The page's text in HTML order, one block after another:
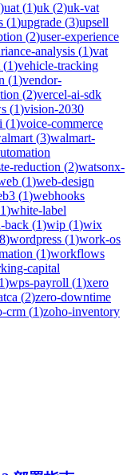
)uat (1)uk (2)uk-vat
(1)upgrade (3)upsell
(2)user-experience
analysis (1)vat
(1)vehicle-tracking
(1)vendor-
(2)vercel-ai-sdk
(1)vision-2030
(1)voice-commerce
(3)walmart-
reduction (2)watsonx-
(1)web-design
(1)webhooks
1)white-label
back (1)wip (1)wix
8)wordpress (1)work-os
(1)workflows
capital
1)wps-payroll (1)xero
(2)zero-downtime
crm (1)zoho-inventory